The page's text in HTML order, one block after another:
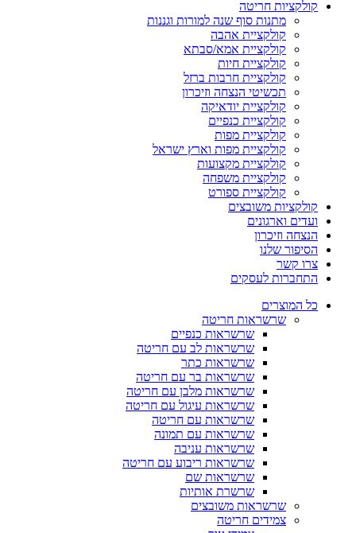
קולקציות חריטה
מתנות סוף שנה למורות וגננות
קולקציית אהבה
קולקציית אמא/סבתא
קולקציית חיות
קולקציית חרבות ברזל
תכשיטי הנצחה וזיכרון
קולקציית יודאיקה
קולקציית כנפיים
קולקציית מפות
קולקציית מפות וארץ ישראל
קולקציית מקצועות
קולקציית משפחה
קולקציית ספורט
קולקציות משובצים
ועדים וארגונים
הנצחה וזיכרון
הסיפור שלנו
צרו קשר
התחברות לעסקים
כל המוצרים
שרשראות חריטה
שרשראות כנפיים
שרשראות לב עם חריטה
שרשראות כתר
שרשראות בר עם חריטה
שרשראות מלבן עם חריטה
שרשראות עיגול עם חריטה
שרשראות עם חריטה
שרשראות עם תמונה
שרשראות עניבה
שרשראות ריבוע עם חריטה
שרשראות שם
שרשרת אותיות
שרשראות משובצים
צמידים חריטה